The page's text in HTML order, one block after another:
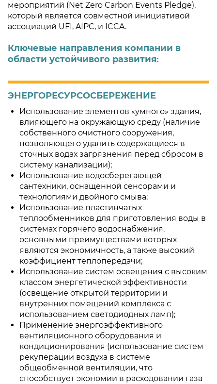
мероприятий (Net Zero Carbon Events Pledge),
который является совместной инициативой
ассоциаций UFI, AIPC, и ICCA.
Ключевые направления компании в
области устойчивого развития:
ЭНЕРГОРЕСУРСОСБЕРЕЖЕНИЕ
Использование элементов «умного» здания,
влияющего на окружающую среду (наличие
собственного очистного сооружения,
позволяющего удалить содержащиеся в
сточных водах загрязнения перед сбросом в
систему канализации);
Использование водосберегающей
сантехники, оснащенной сенсорами и
технологиями двойного смыва;
Использование пластинчатых
теплообменников для приготовления воды в
системах горячего водоснабжения,
основными преимуществами которых
являются экономичность, а также высокий
коэффициент теплопередачи;
Использование систем освещения с высоким
классом энергетической эффективности
(освещение открытой территории и
внутренних помещений комплекса с
использованием светодиодных ламп);
Применение энергоэффективного
вентиляционного оборудования и
кондиционирования (использование систем
рекуперации воздуха в системе
общеобменной вентиляции, что
способствует экономии в расходовании газа